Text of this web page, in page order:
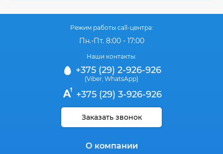
Режим работы call-центра:
Пн.-Пт. 8:00 - 17:00
Наши контакты:
+375 (29) 2-926-926
(Viber WhatsApp)
+375 (29) 3-926-926
Заказать звонок
О компании